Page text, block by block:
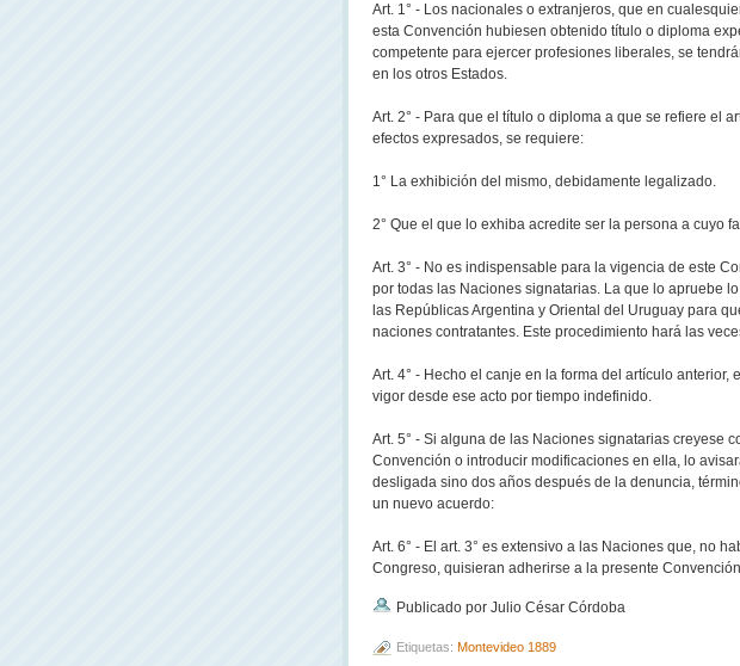
Art. 1° - Los nacionales o extranjeros, que en
esta Convención hubiesen obtenido título o diploma
competente para ejercer profesiones liberales, se
en los otros Estados.
Art. 2° - Para que el título o diploma a que se refiere el
efectos expresados, se requiere:
1° La exhibición del mismo, debidamente legalizado.
2° Que el que lo exhiba acredite ser la persona a cuyo
Art. 3° - No es indispensable para la vigencia de este
por todas las Naciones signatarias. La que lo apruebe
las Repúblicas Argentina y Oriental del Uruguay para
naciones contratantes. Este procedimiento hará las
Art. 4° - Hecho el canje en la forma del artículo anterior,
vigor desde ese acto por tiempo indefinido.
Art. 5° - Si alguna de las Naciones signatarias creyese
Convención o introducir modificaciones en ella, lo
desligada sino dos años después de la denuncia,
un nuevo acuerdo:
Art. 6° - El art. 3° es extensivo a las Naciones que, no
Congreso, quisieran adherirse a la presente
Publicado por Julio César Córdoba
Etiquetas: Montevideo 1889